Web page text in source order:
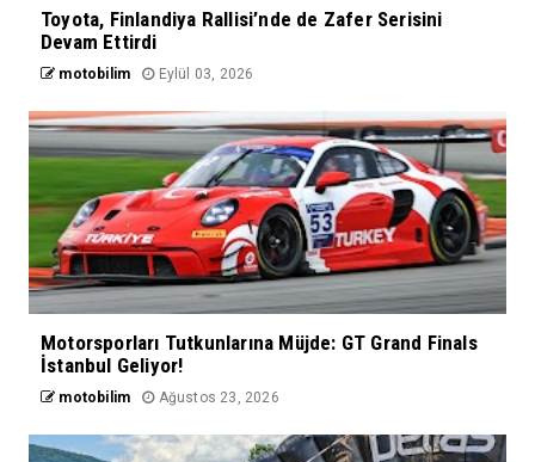
Toyota, Finlandiya Rallisi’nde de Zafer Serisini
Devam Ettirdi
motobilim Eylül 03, 2026
Motorsporları Tutkunlarına Müjde: GT Grand Finals
İstanbul Geliyor!
motobilim Ağustos 23, 2026